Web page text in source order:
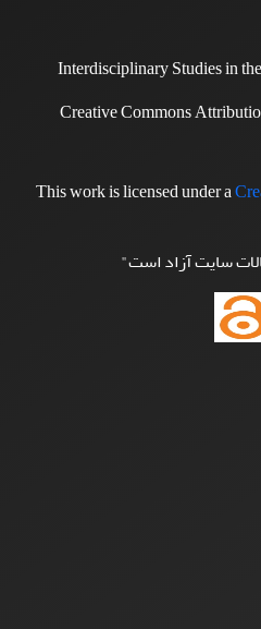
Interdisciplinary Studies in
Creative Commons
This work is licensed under a
سایت آزاد است"